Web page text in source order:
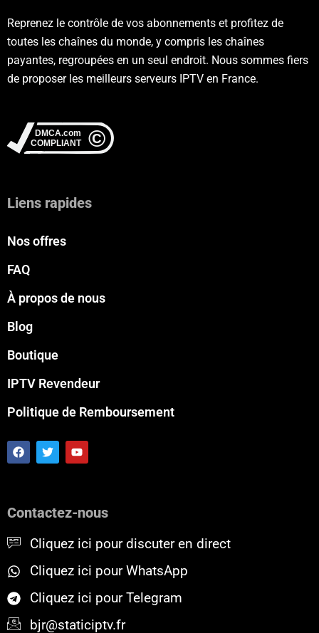
Reprenez le contrôle de vos abonnements et profitez de
toutes les chaînes du monde, y compris les chaînes
payantes, regroupées en un seul endroit. Nous sommes fiers
de proposer les meilleurs serveurs IPTV en France.
Liens rapides
Nos offres
FAQ
À propos de nous
Blog
Boutique
IPTV Revendeur
Politique de Remboursement
F
a
c
o
T
w
i
r
Y
o
u
e
Contactez-nous
Cliquez ici pour discuter en direct
Cliquez ici pour WhatsApp
Cliquez ici pour Telegram
bjr@staticiptv.fr